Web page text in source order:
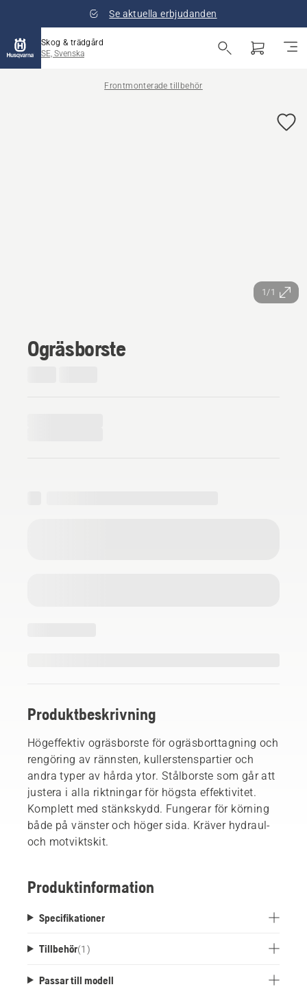
Se aktuella erbjudanden
Skog & trädgård
SE, Svenska
Frontmonterade tillbehör
1/1
Ogräsborste
Produktbeskrivning
Högeffektiv ogräsborste för ogräsborttagning och
rengöring av rännsten, kullerstenspartier och
andra typer av hårda ytor. Stålborste som går att
justera i alla riktningar för högsta effektivitet.
Komplett med stänkskydd. Fungerar för körning
både på vänster och höger sida. Kräver hydraul-
och motviktskit.
Produktinformation
Specifikationer
Tillbehör(1 )
Passar till modell